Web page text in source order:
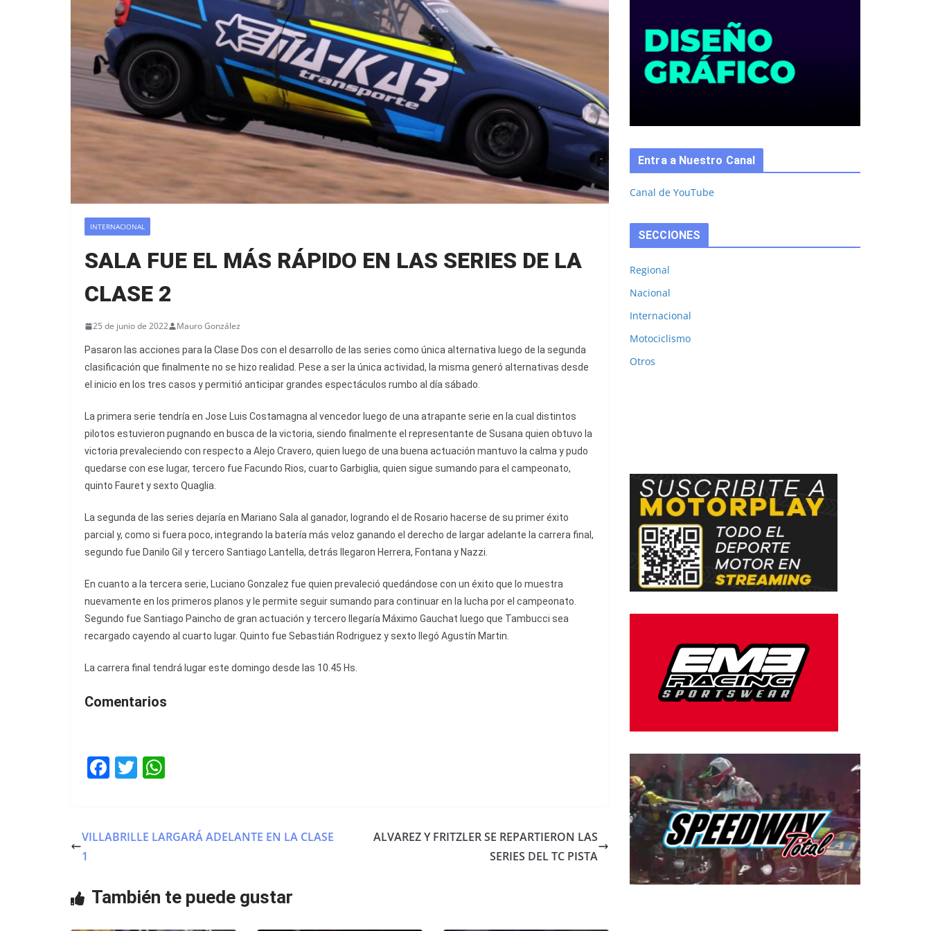
INTERNACIONAL
SALA FUE EL MÁS RÁPIDO EN LAS SERIES DE LA
CLASE 2
25 de junio de 2022 Mauro González
Pasaron las acciones para la Clase Dos con el desarrollo de las series como única alternativa luego de la segunda
clasificación que finalmente no se hizo realidad. Pese a ser la única actividad, la misma generó alternativas desde
el inicio en los tres casos y permitió anticipar grandes espectáculos rumbo al día sábado.
La primera serie tendría en Jose Luis Costamagna al vencedor luego de una atrapante serie en la cual distintos
pilotos estuvieron pugnando en busca de la victoria, siendo finalmente el representante de Susana quien obtuvo la
victoria prevaleciendo con respecto a Alejo Cravero, quien luego de una buena actuación mantuvo la calma y pudo
quedarse con ese lugar, tercero fue Facundo Rios, cuarto Garbiglia, quien sigue sumando para el campeonato,
quinto Fauret y sexto Quaglia.
La segunda de las series dejaría en Mariano Sala al ganador, logrando el de Rosario hacerse de su primer éxito
parcial y, como si fuera poco, integrando la batería más veloz ganando el derecho de largar adelante la carrera final,
segundo fue Danilo Gil y tercero Santiago Lantella, detrás llegaron Herrera, Fontana y Nazzi.
En cuanto a la tercera serie, Luciano Gonzalez fue quien prevaleció quedándose con un éxito que lo muestra
nuevamente en los primeros planos y le permite seguir sumando para continuar en la lucha por el campeonato.
Segundo fue Santiago Paincho de gran actuación y tercero llegaría Máximo Gauchat luego que Tambucci sea
recargado cayendo al cuarto lugar. Quinto fue Sebastián Rodriguez y sexto llegó Agustín Martin.
La carrera final tendrá lugar este domingo desde las 10.45 Hs.
Comentarios
F
e
o
k
T
er s
p
VILLABRILLE LARGARÁ ADELANTE EN LA CLASE
1
ALVAREZ Y FRITZLER SE REPARTIERON LAS
SERIES DEL TC PISTA
También te puede gustar
Entra a Nuestro Canal
Canal de YouTube
SECCIONES
Regional
Nacional
Internacional
Motociclismo
Otros